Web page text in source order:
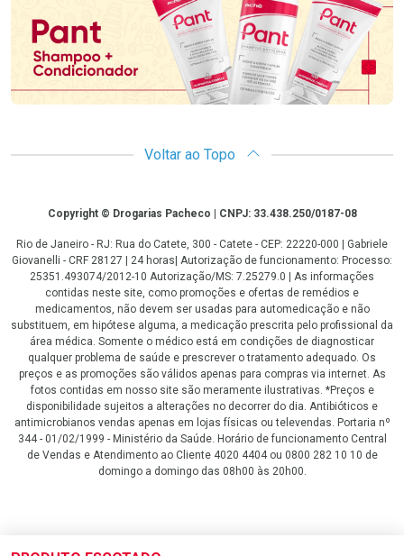
Voltar ao Topo
CopyrightCopyright © Drogarias Pacheco | CNPJ: 33.438.250/0187-08
Rio de Janeiro - RJ: Rua do Catete, 300 - Catete - CEP: 22220-000 | Gabriele
Giovanelli - CRF 28127 | 24 horas| Autorização de funcionamento: Processo:
25351.493074/2012-10 Autorização/MS: 7.25279.0 | As informações
contidas neste site, como promoções e ofertas de remédios e
medicamentos, não devem ser usadas para automedicação e não
substituem, em hipótese alguma, a medicação prescrita pelo profissional da
área médica. Somente o médico está em condições de diagnosticar
qualquer problema de saúde e prescrever o tratamento adequado. Os
preços e as promoções são válidos apenas para compras via internet. As
fotos contidas em nosso site são meramente ilustrativas. *Preços e
disponibilidade sujeitos a alterações no decorrer do dia. Antibióticos e
antimicrobianos vendas apenas em lojas físicas ou televendas. Portaria nº
344 - 01/02/1999 - Ministério da Saúde. Horário de funcionamento Central
de Vendas e Atendimento ao Cliente 4020 4404 ou 0800 282 10 10 de
domingo a domingo das 08h00 às 20h00.